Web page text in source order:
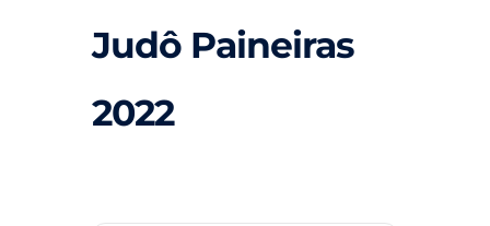
Judô Paineiras
2022